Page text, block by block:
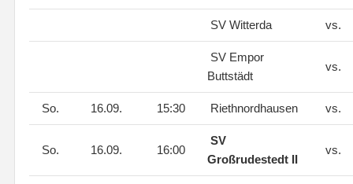
SV Witterda vs.
SV Empor
Buttstädt
vs.
So. 16.09. 15:30 Riethnordhausen vs.
So. 16.09. 16:00
SV
Großrudestedt II
vs.